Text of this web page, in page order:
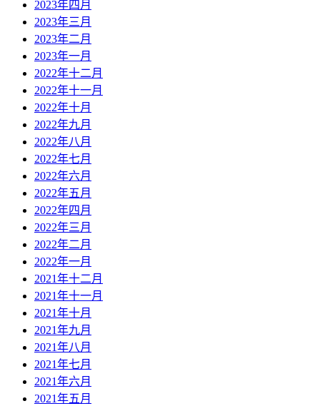
2023年四月
2023年三月
2023年二月
2023年一月
2022年十二月
2022年十一月
2022年十月
2022年九月
2022年八月
2022年七月
2022年六月
2022年五月
2022年四月
2022年三月
2022年二月
2022年一月
2021年十二月
2021年十一月
2021年十月
2021年九月
2021年八月
2021年七月
2021年六月
2021年五月